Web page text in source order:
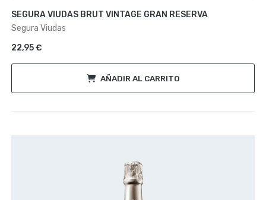
0
SEGURA VIUDAS BRUT VINTAGE GRAN RESERVA
Segura Viudas
22,95€
AÑADIR AL CARRITO